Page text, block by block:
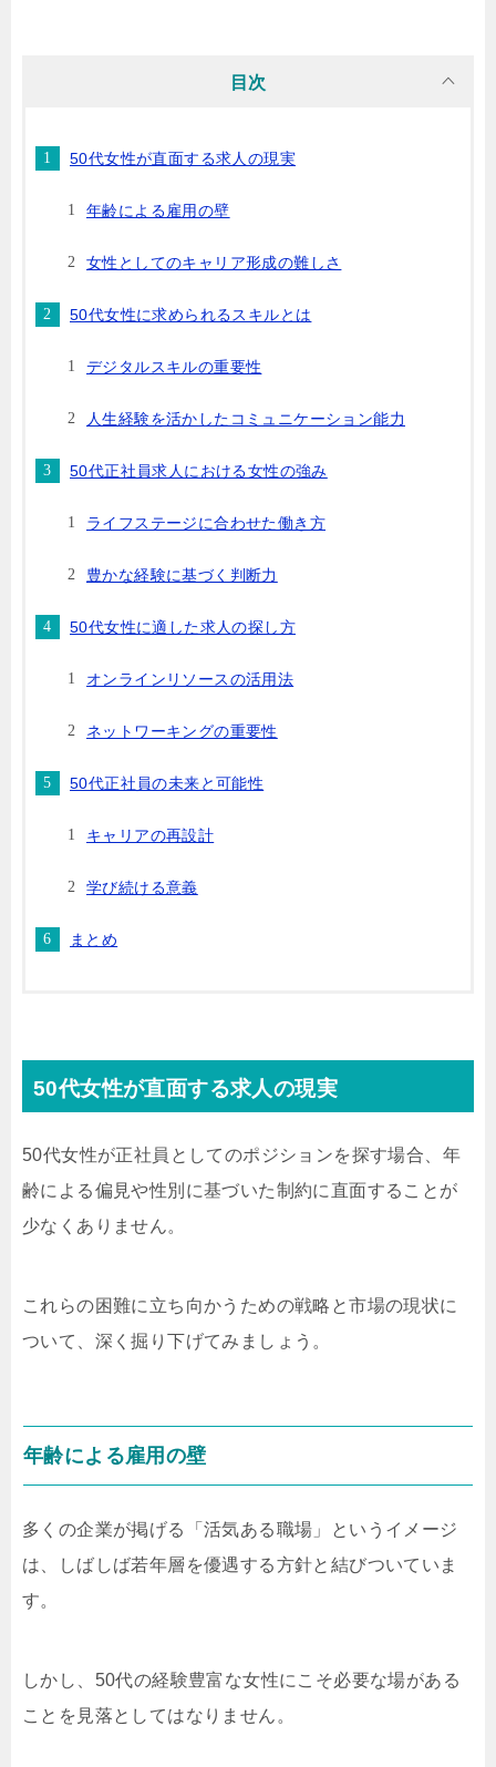
目次
50代女性が直面する求人の現実
年齢による雇用の壁
女性としてのキャリア形成の難しさ
50代女性に求められるスキルとは
デジタルスキルの重要性
人生経験を活かしたコミュニケーション能力
50代正社員求人における女性の強み
ライフステージに合わせた働き方
豊かな経験に基づく判断力
50代女性に適した求人の探し方
オンラインリソースの活用法
ネットワーキングの重要性
50代正社員の未来と可能性
キャリアの再設計
学び続ける意義
まとめ
50代女性が直面する求人の現実
50代女性が正社員としてのポジションを探す場合、年
齢による偏見や性別に基づいた制約に直面することが
少なくありません。
これらの困難に立ち向かうための戦略と市場の現状に
ついて、深く掘り下げてみましょう。
年齢による雇用の壁
多くの企業が掲げる「活気ある職場」というイメージ
は、しばしば若年層を優遇する方針と結びついていま
す。
しかし、50代の経験豊富な女性にこそ必要な場がある
ことを見落としてはなりません。